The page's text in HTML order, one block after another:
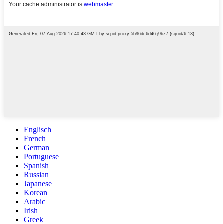
Englisch
French
German
Portuguese
Spanish
Russian
Japanese
Korean
Arabic
Irish
Greek